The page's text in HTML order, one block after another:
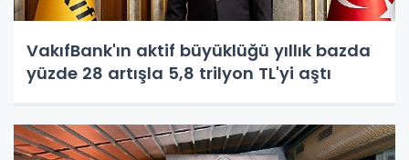
VakıfBank'ın aktif büyüklüğü yıllık bazda
yüzde 28 artışla 5,8 trilyon TL'yi aştı